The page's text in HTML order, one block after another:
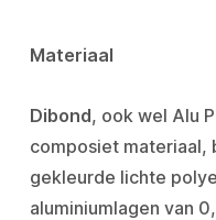
Materiaal
Dibond, ook wel Alu
composiet materiaal,
gekleurde lichte
aluminiumlagen van